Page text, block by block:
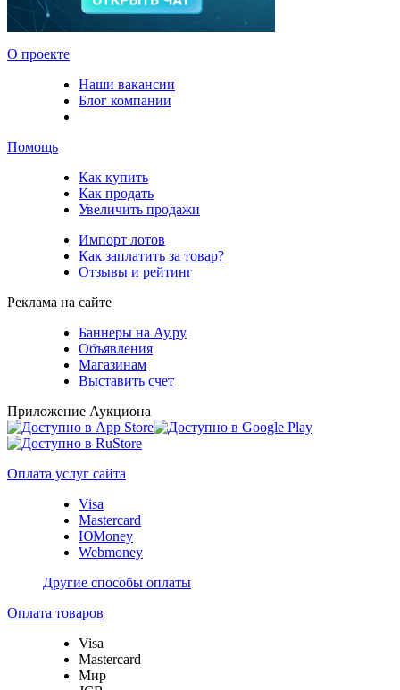
О проекте
Наши вакансии
Блог компании
Помощь
Как купить
Как продать
Увеличить продажи
Импорт лотов
Как заплатить за товар?
Отзывы и рейтинг
Реклама на сайте
Баннеры на Ау.ру
Объявления
Магазинам
Выставить счет
Приложение Аукциона
Оплата услуг сайта
Visa
Mastercard
ЮMoney
Webmoney
Другие способы оплаты
Оплата товаров
Visa
Mastercard
Мир